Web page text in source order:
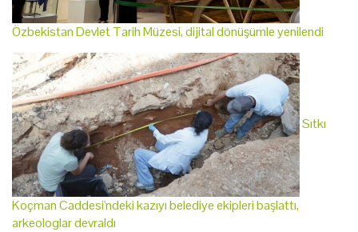
Özbekistan Devlet Tarih Müzesi, dijital dönüşümle yenilendi
Sıtkı
Koçman Caddesi'ndeki kazıyı belediye ekipleri başlattı,
arkeologlar devraldı